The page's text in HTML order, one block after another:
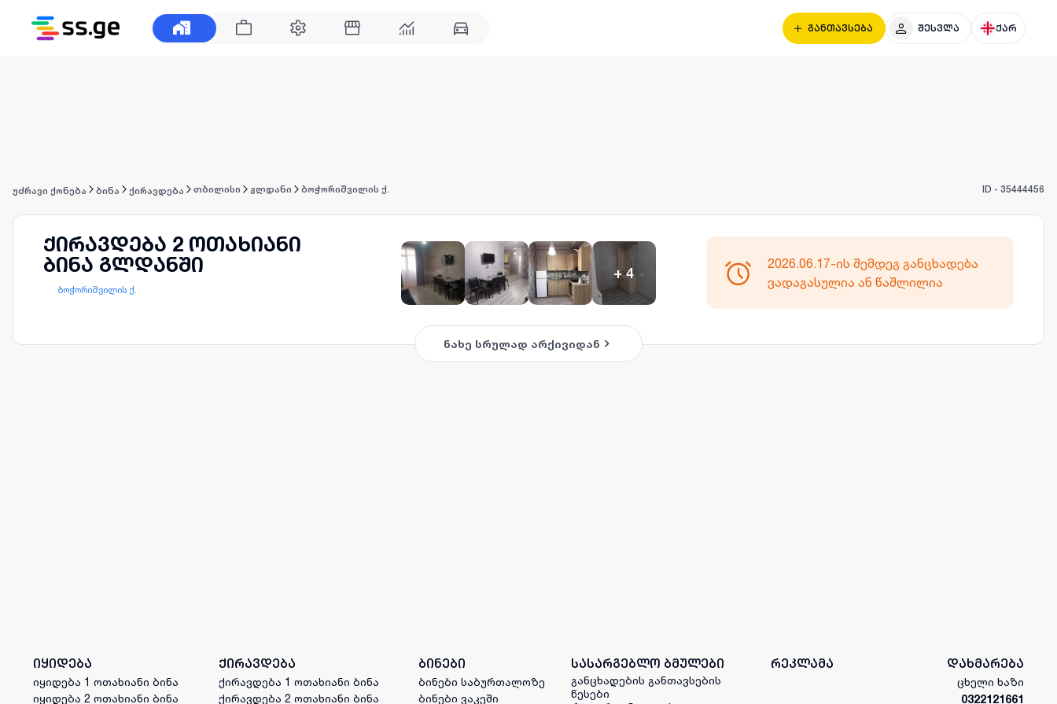
განთავსება შესვლა ქარ
უძრავი ქონება ბინა ქირავდება თბილისი გლდანი ბოჭორიშვილის ქ. ID - 35444456
ქირავდება 2 ოთახიანი
ბინა გლდანში
ბოჭორიშვილის ქ.
+4
2026.06.17-ის შემდეგ განცხადება
ვადაგასულია ან წაშლილია
ნახე სრულად არქივიდან
იყიდება
იყიდება 1 ოთახიანი ბინა
იყიდება 2 ოთახიანი ბინა
ქირავდება
ქირავდება 1 ოთახიანი ბინა
ქირავდება 2 ოთახიანი ბინა
ბინები
ბინები საბურთალოზე
ბინები ვაკეში
სასარგებლო ბმულები
განცხადების განთავსების
წესები
რეკლამა დახმარება
ცხელი ხაზი
0322121661